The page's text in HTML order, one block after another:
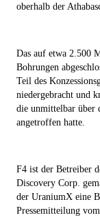
oberhalb der
Das auf etwa 2.500
Bohrungen
Teil des
niedergebracht und
die unmittelbar über
angetroffen hatte.
F4 ist der Betreiber
Discovery Corp.
der UraniumX eine
Pressemitteilung